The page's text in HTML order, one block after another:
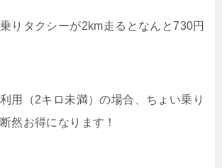
りタクシーが2km走るとなんと730円
用（2キロ未満）の場合、ちょい乗り
然お得になります！